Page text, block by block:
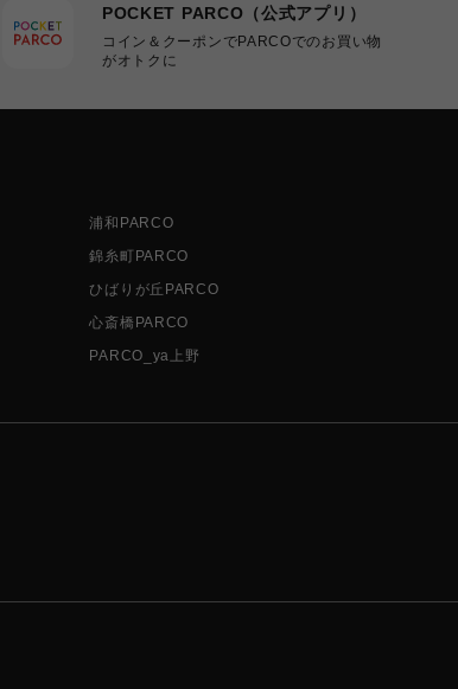
POCKET PARCO（公式アプリ）
コイン＆クーポンでPARCOでのお買い物
がオトクに
浦和PARCO
錦糸町PARCO
ひばりが丘PARCO
心斎橋PARCO
PARCO_ya上野